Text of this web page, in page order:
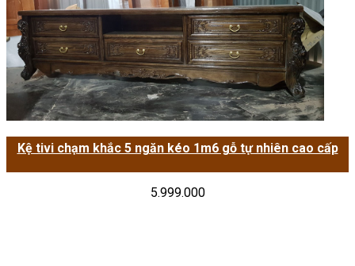
Kệ tivi chạm khắc 5 ngăn kéo 1m6 gỗ tự nhiên cao cấp
5.999.000